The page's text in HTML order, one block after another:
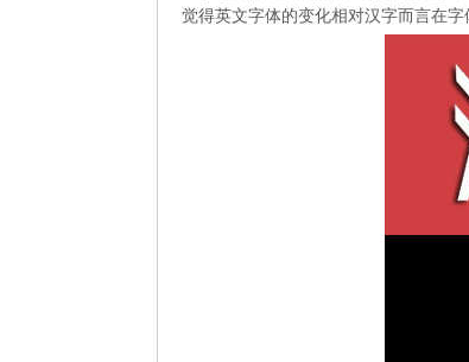
觉得英文字体的变化相对汉字而言在